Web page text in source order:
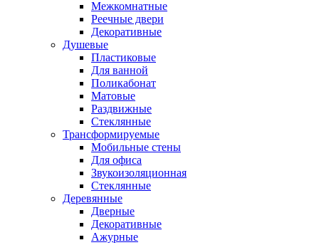
Межкомнатные
Реечные двери
Декоративные
Душевые
Пластиковые
Для ванной
Поликабонат
Матовые
Раздвижные
Стеклянные
Трансформируемые
Мобильные стены
Для офиса
Звукоизоляционная
Стеклянные
Деревянные
Дверные
Декоративные
Ажурные